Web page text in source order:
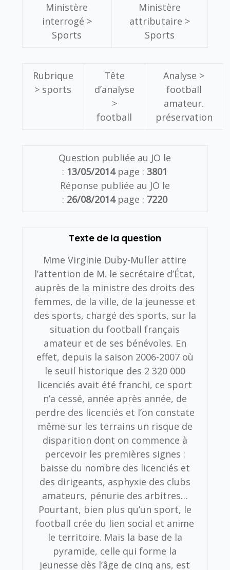
Ministère
interrogé >
Sports
Ministère
attributaire >
Sports
Rubrique
> sports
Tête
d’analyse
>
football
Analyse >
football
amateur.
préservation
Question publiée au JO le
: 13/05/2014page :3801
Réponse publiée au JO le
: 26/08/2014page : 7220
Texte de la question
Mme Virginie Duby-Muller attire
l’attention de M. le secrétaire d’État,
auprès de la ministre des droits des
femmes, de la ville, de la jeunesse et
des sports, chargé des sports, sur la
situation du football français
amateur et de ses bénévoles. En
effet, depuis la saison 2006-2007 où
le seuil historique des 2 320 000
licenciés avait été franchi, ce sport
n’a cessé, année après année, de
perdre des licenciés et l’on constate
même sur les terrains un risque de
disparition dont on commence à
percevoir les premières signes :
baisse du nombre des licenciés et
des dirigeants, asphyxie des clubs
amateurs, pénurie des arbitres…
Pourtant, bien plus qu’un sport, le
football crée du lien social et anime
le territoire. Mais la base de la
pyramide, celle qui forme la
jeunesse dès l’âge de cinq ans, est